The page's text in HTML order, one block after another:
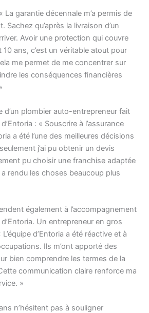
La garantie décennale m’a permis de
Sachez qu’après la livraison d’un
Avoir une protection qui couvre
ans, c’est un véritable atout pour
me permet de me concentrer sur
les conséquences financières
d’un plombier auto-entrepreneur fait
: « Souscrire à l’assurance
a été l’une des meilleures décisions
j’ai pu obtenir un devis
pu choisir une franchise adaptée
rendu les choses beaucoup plus
également à l’accompagnement
Un entrepreneur en gros
d’Entoria a été réactive et à
Ils m’ont apporté des
bien comprendre les termes de la
communication claire renforce ma
»
n’hésitent pas à souligner